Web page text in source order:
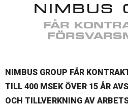
NIMBUS
FÅR
NIMBUS GROUP FÅR
TILL 400 MSEK ÖVER 15 ÅR
OCH TILLVERKNING AV